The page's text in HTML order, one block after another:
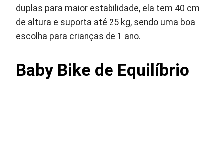
duplas para maior estabilidade, ela tem 40 cm
de altura e suporta até 25 kg, sendo uma boa
escolha para crianças de 1 ano.
Baby Bike de Equilíbrio